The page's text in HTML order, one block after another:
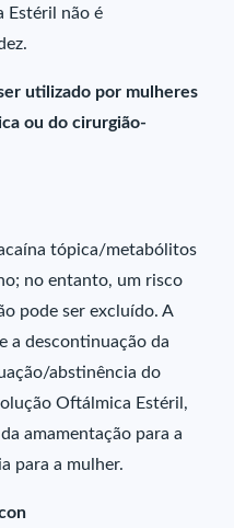
Estéril não é
utilizado por mulheres
ou do cirurgião-
tópica/metabólitos
no entanto, um risco
pode ser excluído. A
a descontinuação da
abstinência do
Oftálmica Estéril,
amamentação para a
para a mulher.